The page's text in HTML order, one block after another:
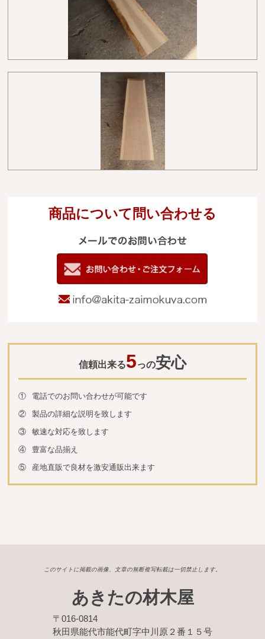
商品について問い合わせる
info@akita-
信頼出来る5っの安心
①
電話でのお問い合わせが可能です
②
製品の詳細な説明を致します
③
敏速な対応を致します
④
豊富な品揃え
⑤
産地直販で良材を激安通販出来ます
このサイトに掲載の画像、文章の無断複写転載は一切禁止します。
あきたの材木屋
〒016-0814
秋田県能代市能代町字中川原２番１５号